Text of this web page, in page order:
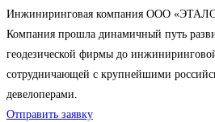
Инжиниринговая компания ООО
Компания прошла динамичный путь
геодезической фирмы до
сотрудничающей с крупнейшими
девелоперами.
Отправить заявку